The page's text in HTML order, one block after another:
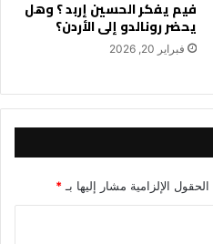
فيم يفكر الحسين إربد ؟ وهل
يحضر رونالدو إلى الأردن؟
فبراير 20, 2026
الحقول الإلزامية مشار إليها بـ *